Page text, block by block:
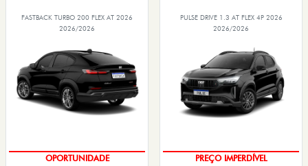
FASTBACK TURBO 200 FLEX AT 2026
2026/2026
OPORTUNIDADE
PULSE DRIVE 1.3 AT FLEX 4P 2026
2026/2026
PREÇO IMPERDÍVEL